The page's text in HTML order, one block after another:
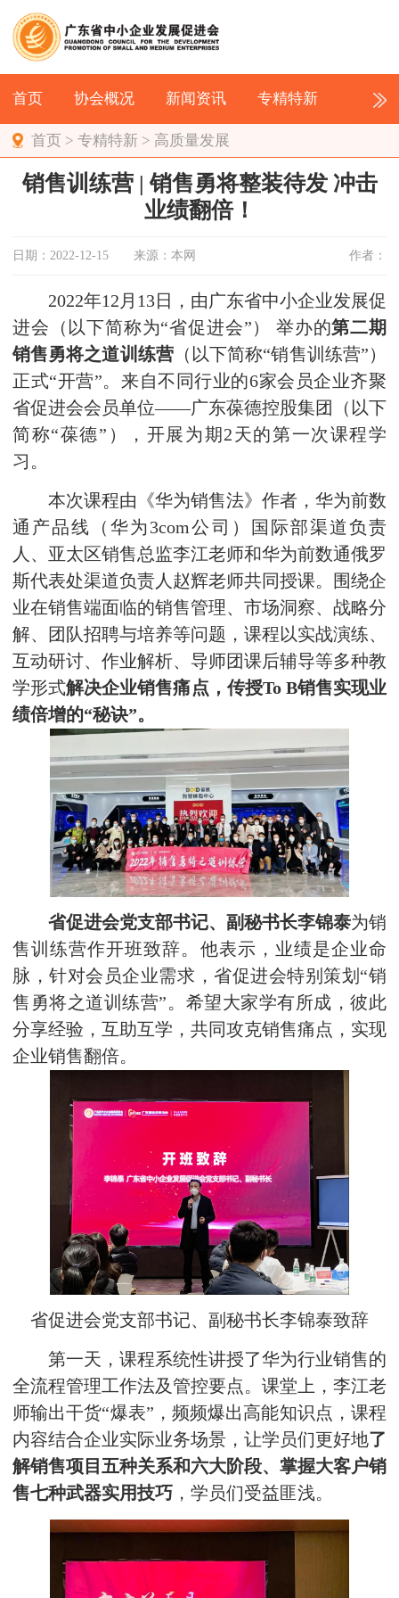
首页 协会概况 新闻资讯 专精特新
首页 > 专精特新 > 高质量发展
销售训练营 | 销售勇将整装待发 冲击
业绩翻倍！
日期：2022-12-15 来源：本网 作者：
2022年12月13日，由广东省中小企业发展促
进会（以下简称为“省促进会”） 举办的第二期
销售勇将之道训练营（以下简称“销售训练营”）
正式“开营”。来自不同行业的6家会员企业齐聚
省促进会会员单位——广东葆德控股集团（以下
简称“葆德”），开展为期2天的第一次课程学
习。
本次课程由《华为销售法》作者，华为前数
通产品线（华为3com公司）国际部渠道负责
人、亚太区销售总监李江老师和华为前数通俄罗
斯代表处渠道负责人赵辉老师共同授课。围绕企
业在销售端面临的销售管理、市场洞察、战略分
解、团队招聘与培养等问题，课程以实战演练、
互动研讨、作业解析、导师团课后辅导等多种教
学形式解决企业销售痛点，传授To B销售实现业
绩倍增的“秘诀”。
省促进会党支部书记、副秘书长李锦泰为销
售训练营作开班致辞。他表示，业绩是企业命
脉，针对会员企业需求，省促进会特别策划“销
售勇将之道训练营”。希望大家学有所成，彼此
分享经验，互助互学，共同攻克销售痛点，实现
企业销售翻倍。
省促进会党支部书记、副秘书长李锦泰致辞
第一天，课程系统性讲授了华为行业销售的
全流程管理工作法及管控要点。课堂上，李江老
师输出干货“爆表”，频频爆出高能知识点，课程
内容结合企业实际业务场景，让学员们更好地了
解销售项目五种关系和六大阶段、掌握大客户销
售七种武器实用技巧 ，学员们受益匪浅。